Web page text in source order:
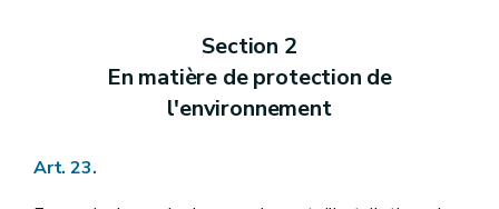
Section 2
En matière de protection de
l'environnement
Art. 23.